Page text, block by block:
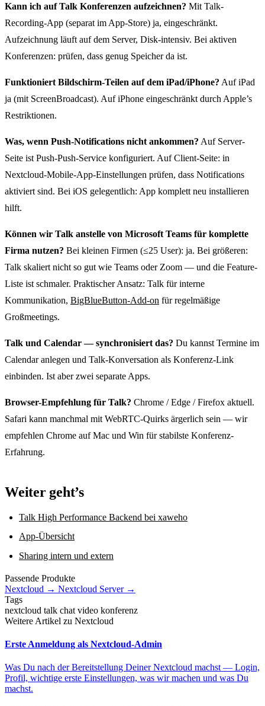
Kann ich auf Talk Konferenzen aufzeichnen? Mit Talk-
Recording-App (separat im App-Store) ja, eingeschränkt.
Aufzeichnung läuft auf dem Server, Disk-intensiv. Bei aktiven
Konferenzen: prüfen, dass genug Speicher da ist.
Funktioniert Bildschirm-Teilen auf dem iPad/iPhone? Auf iPad
ja (mit ScreenBroadcast). Auf iPhone eingeschränkt durch Apple’s
Restriktionen.
Was, wenn Push-Notifications nicht ankommen? Auf Server-
Seite ist Push-Push-Service konfiguriert. Auf Client-Seite: in
Nextcloud-Mobile-App-Einstellungen prüfen, dass Notifications
aktiviert sind. Bei iOS gelegentlich: App komplett neu installieren
hilft.
Können wir Talk anstelle von Microsoft Teams für komplette
Firma nutzen? Bei kleinen Firmen (≤25 User): ja. Bei größeren:
Talk skaliert nicht so gut wie Teams oder Zoom — und die Feature-
Liste ist schmaler. Praktischer Ansatz: Talk für interne
Kommunikation, BigBlueButton-Add-on für regelmäßige
Großmeetings.
Talk und Calendar — synchronisiert das? Du kannst Termine im
Calendar anlegen und Talk-Konversation als Konferenz-Link
einbinden. Ist aber zwei separate Apps.
Browser-Empfehlung für Talk? Chrome / Edge / Firefox aktuell.
Safari kann manchmal mit WebRTC-Quirks ärgerlich sein — wir
empfehlen Chrome auf Mac und Win für stabilste Konferenz-
Erfahrung.
Weiter geht’s
Talk High Performance Backend bei xaweho
App-Übersicht
Sharing intern und extern
Passende Produkte
Nextcloud → Nextcloud Server →
Tags
nextcloud talk chat video konferenz
Weitere Artikel zu Nextcloud
Erste Anmeldung als Nextcloud-Admin
Was Du nach der Bereitstellung Deiner Nextcloud machst — Login,
Profil, wichtige erste Einstellungen, was wir machen und was Du
machst.